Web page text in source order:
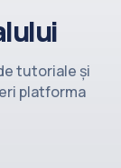
tutoriale și
platforma